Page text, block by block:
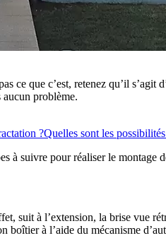
que c’est, retenez qu’il
aucun problème.
?Quelles sont les
à suivre pour réaliser le
suit à l’extension, la brise vue
boîtier à l’aide du mécanisme